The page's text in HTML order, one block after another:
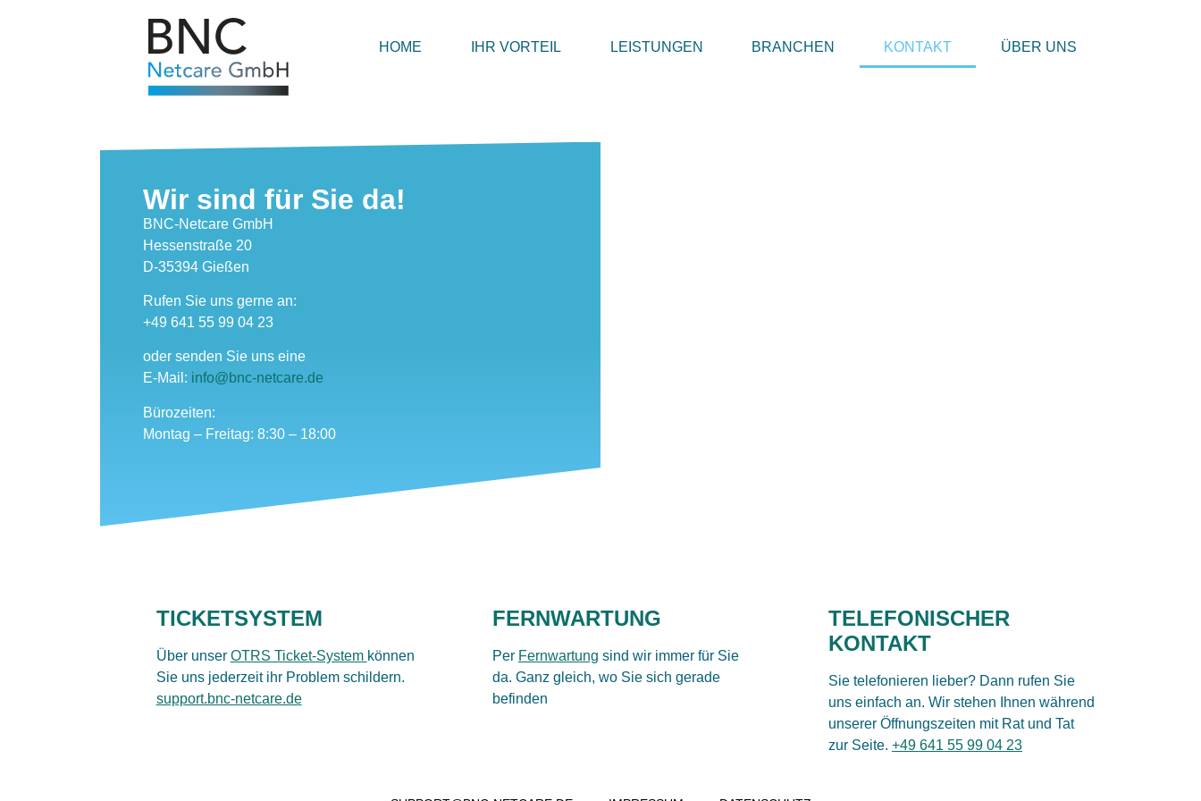
HOME IHR VORTEIL LEISTUNGEN BRANCHEN KONTAKT ÜBER UNS
Wir sind für Sie da!
BNC-Netcare GmbH
Hessenstraße 20
D-35394 Gießen
Rufen Sie uns gerne an:
+49 641 55 99 04 23
oder senden Sie uns eine
E-Mail: info@bnc-netcare.de
Bürozeiten:
Montag – Freitag: 8:30 – 18:00
TICKETSYSTEM
Über unser OTRS Ticket-System können
Sie uns jederzeit ihr Problem schildern.
support.bnc-netcare.de
FERNWARTUNG
Per Fernwartung sind wir immer für Sie
da. Ganz gleich, wo Sie sich gerade
befinden
TELEFONISCHER
KONTAKT
Sie telefonieren lieber? Dann rufen Sie
uns einfach an. Wir stehen Ihnen während
unserer Öffnungszeiten mit Rat und Tat
zur Seite. +49 641 55 99 04 23